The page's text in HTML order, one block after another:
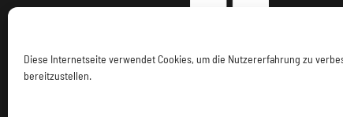
Diese Internetseite verwendet Cookies, um die Nutzererfahrung zu
bereitzustellen.